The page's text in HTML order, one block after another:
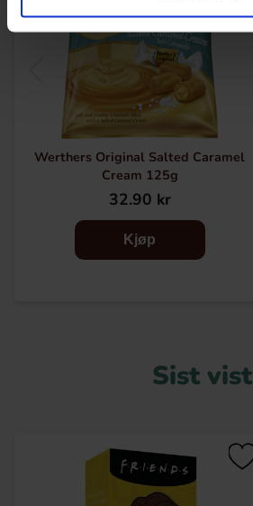
Werthers Original Salted Caramel
Cream 125g
32.90 kr
Kjøp
Sist vist